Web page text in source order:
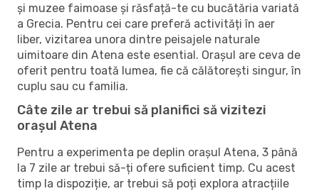
și muzee faimoase și răsfață-te cu bucătăria variată
a Grecia. Pentru cei care preferă activități în aer
liber, vizitarea unora dintre peisajele naturale
uimitoare din Atena este esential. Orașul are ceva de
oferit pentru toată lumea, fie că călătorești singur, în
cuplu sau cu familia.
Câte zile ar trebui să planifici să vizitezi
orașul Atena
Pentru a experimenta pe deplin orașul Atena, 3 până
la 7 zile ar trebui să-ți ofere suficient timp. Cu acest
timp la dispoziție, ar trebui să poți explora atracțiile